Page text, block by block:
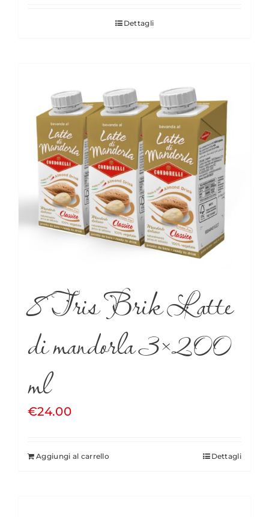
Dettagli
8 Tris Brik Latte
di mandorla 3×200
ml
€24.00
Aggiungi al carrello Dettagli